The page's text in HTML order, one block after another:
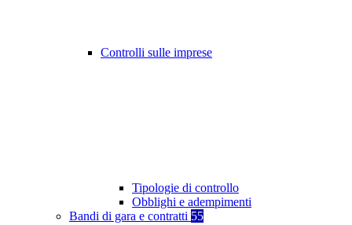
Controlli sulle imprese
Tipologie di controllo
Obblighi e adempimenti
Bandi di gara e contratti 55